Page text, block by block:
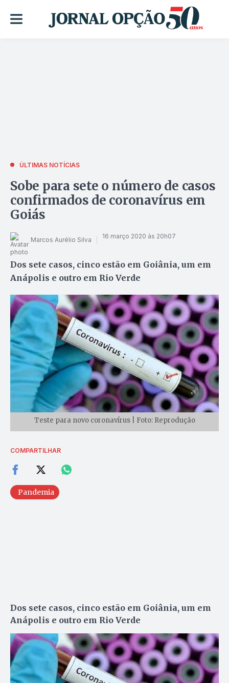
ÚLTIMAS NOTÍCIAS
Sobe para sete o número de casos
confirmados de coronavírus em
Goiás
Marcos Aurélio Silva 16 março 2020 às 20h07
Dos sete casos, cinco estão em Goiânia, um em
Anápolis e outro em Rio Verde
Teste para novo coronavírus | Foto: Reprodução
COMPARTILHAR
Pandemia
Dos sete casos, cinco estão em Goiânia, um em
Anápolis e outro em Rio Verde